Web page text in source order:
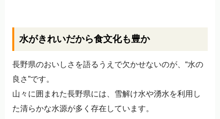
水がきれいだから食文化も豊か
長野県のおいしさを語るうえで欠かせないのが、“水の
良さ”です。
山々に囲まれた長野県には、雪解け水や湧水を利用し
た清らかな水源が多く存在しています。